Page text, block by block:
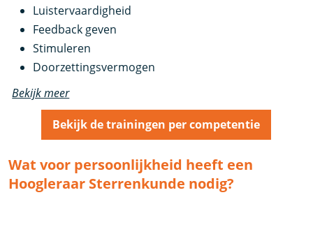
Luistervaardigheid
Feedback geven
Stimuleren
Doorzettingsvermogen
Bekijk meer
Bekijk de trainingen per competentie
Wat voor persoonlijkheid heeft een
Hoogleraar Sterrenkunde nodig?